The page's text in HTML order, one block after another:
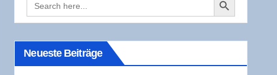
for:
Neu­es­te Beiträge